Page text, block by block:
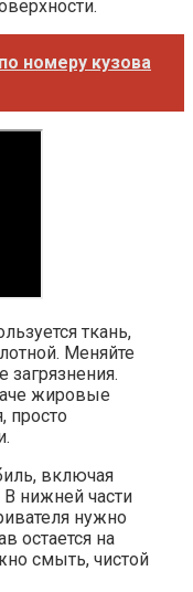
номеру кузова
ткань,
Меняйте
жировые
просто
включая
нижней части
нужно
остается на
смыть, чистой